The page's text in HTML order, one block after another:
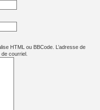
HTML ou BBCode. L’adresse de
courriel.